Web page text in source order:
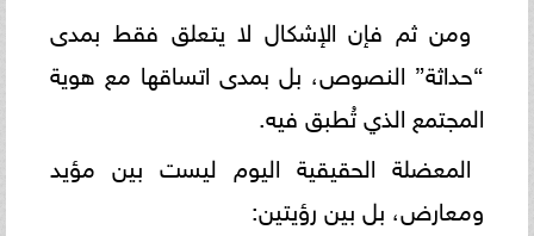
ومن ثم فإن الإشكال لا يتعلق فقط بمدى
“حداثة” النصوص، بل بمدى اتساقها مع هوية
المجتمع الذي تُطبق فيه.
المعضلة الحقيقية اليوم ليست بين مؤيد
ومعارض، بل بين رؤيتين: